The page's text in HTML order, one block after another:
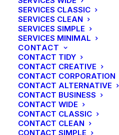
SERVICES CLASSIC
SERVICES CLEAN
SERVICES SIMPLE
SERVICES MINIMAL
CONTACT
CONTACT TIDY
CONTACT CREATIVE
CONTACT CORPORATION
CONTACT ALTERNATIVE
CONTACT BUSINESS
CONTACT WIDE
CONTACT CLASSIC
CONTACT CLEAN
CONTACT SIMPLE